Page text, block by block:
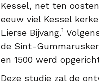
Kessel, net ten
eeuw viel Kessel
Lierse Bijvang.1
de Sint-
en 1500 werd
Deze studie zal de